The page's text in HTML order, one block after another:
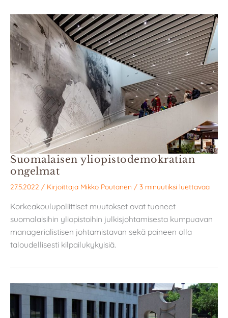
Suomalaisen yliopistodemokratian
ongelmat
27.5.2022 / Kirjoittaja Mikko Poutanen / 3 minuutiksi luettavaa
Korkeakoulupoliittiset muutokset ovat tuoneet
suomalaisihin yliopistoihin julkisjohtamisesta kumpuavan
managerialistisen johtamistavan sekä paineen olla
taloudellisesti kilpailukykyisiä.